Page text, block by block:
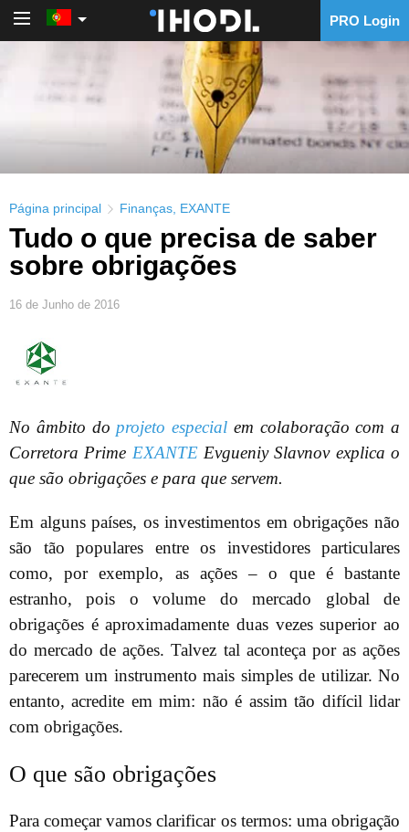
PRO Login
Página principal Finanças EXANTE
Tudo o que precisa de saber
sobre obrigações
16 de Junho de 2016
No âmbito do projeto especial em colaboração com a
Corretora Prime EXANTEEvgueniy Slavnov explica o
que são obrigações e para que servem.
Em alguns países, os investimentos em obrigações não
são tão populares entre os investidores particulares
como, por exemplo, as ações – o que é bastante
estranho, pois o volume do mercado global de
obrigações é aproximadamente duas vezes superior ao
do mercado de ações. Talvez tal aconteça por as ações
parecerem um instrumento mais simples de utilizar. No
entanto, acredite em mim: não é assim tão difícil lidar
com obrigações.
O que são obrigações
Para começar vamos clarificar os termos: uma obrigação